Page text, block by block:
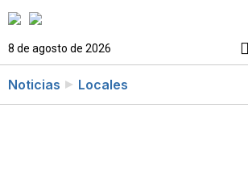
8 de agosto de 2026
Noticias Locales